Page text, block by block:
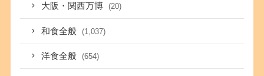
大阪・関西万博 (20)
和食全般 (1,037)
洋食全般 (654)